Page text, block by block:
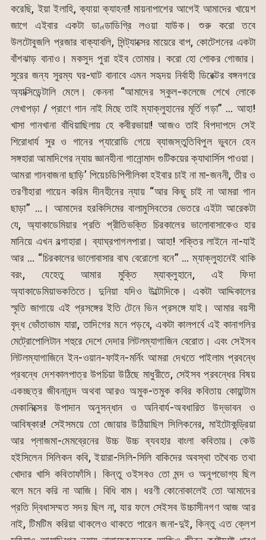
করেছি, ইয়া ইলাহি, ক্যায়া ক্যাহনা! মায়নাপাশের আগেই আমাদের খায়েশ
জাগে এইবার একটা ডাণ্ডাডিগ্রি লওয়া যাউক। শুরু করো তবে
উলটোবুজলি প্রজার বাক্যাবলি, সিন্ট্যাক্সের মায়েরে বাপ, কোটেশনের একটা
বাঁশঝাড় বানাও। মকসুদ পুরা হইব তোমার। করো হো শোকর গোজার।
সুরের জন্য সুরম্য ঘর-ঘাট বানাবে এমন সহৃদয় নির্বাহী ডিরেক্টর বঙ্গনগরে
অ্যাক্সিডেন্টালি মেলে। কেননা “আমাদের স্কুল-কলেজে শেখে লোকে
লেখাপড়া / প্রাণে গান নাই মিছে তাই ম্যাক্লুহানের মূর্তি গড়া” … আহা!
খাসা গানখানা বাঁধিয়াছিলায় হে কবীরভায়া! আজও তাই বিপদাপদে সেই
শিরোধার্য সুর ও গানের প্যারোডি গেয়ে ব্যাজস্তুতিবিপুল ভুবনে হেন
সঙ্গহারা আমাদিগের ন্যায় জ্ঞানহীনা গানোন্মাদ গুটিকয়ের ক্যাথার্সিস পাওয়া।
আমরা গানবাজনা ছাড়ি’ পিয়েচডিপিপীলিকা হইবার চাই না মা-জননী, তীর ও
তরণীহারা গায়েন করিম দীনহীনের ন্যায় “আর কিছু চাই না আমরা গান
ছাড়া” …। আমাদের হরকিসিমের বালামুসিবতের ভেতরে এইটা আরেকটা
যে, অ্যাকাডেমিয়ার প্রতি প্রীতিভক্তি চিরকালের ভালোবাসাকেও হার
মানিয়ে এখন বল্গাহারা। ব্যাঘ্রপাগলপারা। আহা! শক্তির লাইনে না-যাই
আর … “চিরকালের ভালোবাসার বাঘ বেরোলো বনে” … ম্যাক্লুহানেই থাকি
বরং, যেহেতু আমার মুক্তি ম্যাক্লুহানে, এই ফিদা
অ্যাকাডেমিয়াভকতিতে। দুনিয়া যদিও উল্টোদিকে। একটা আদ্দিকালের
স্মৃতি জাগায়ে এই প্রসঙ্গের ইতি টেনে ভিন প্রসঙ্গে যাই। আমার বয়সী
বৃদ্ধ ভোঁতাভাম যারা, তাদিগের মনে পড়বে, একটা কালপর্বে এই কানাগলির
মেট্রোপোলিটান শহুরে দেশে দেদার লিটলম্যাগাজিন বেরোত। এবং সেইসব
লিটলম্যাগাজিনে ইন-ওয়ান-ফাইন-মর্নিং আমরা দেখতে পাইলাম প্রবন্ধে
প্রবন্ধে দেশকালপাত্র উপচিয়া উঠিছে মাধুরীতে, সেইসব প্রবন্ধের বিষয়
একচ্ছত্র জীবনানন্দ অথবা আরও অমুক-তমুক কবির কবিতায় কোয়ান্টাম
মেকানিক্সের উপাদান অনুসন্ধান ও অনিবার্য-অবধারিত উদ্ভাবন ও
আবিষ্কার! সেইসময়ে তো জোয়ার উঠিয়াছিল সিলিকনের, মাইটোকন্ড্রিয়া
আর প্লাজমা-মেমব্রেনের উচ্চ উচ্চ ব্যবহার বাংলা কবিতায়। কেউ
হইসিলেন সিলিকন কবি, ইয়ারা-সিলি-সিলি বাকিদের অবস্থা তথৈবচ তথা
খোদার খাসি কবিতাফাঁসি। কিন্তু ওইসবও তো মন্দ ও অনুপভোগ্য ছিল
বলে মনে করি না আজি। বিধি বাম। ধরণী কোনোকালেই তো আমাদের
প্রতি দ্বিধাসম্মত সদয় ছিল না, যার ফলে সেইসব উচ্চাসীনগণ আজ আর
নাই, টিমটিম করিয়া থাকলেও থাকতে পারেন জনা-দুই, কিন্তু এত ক্লেশ